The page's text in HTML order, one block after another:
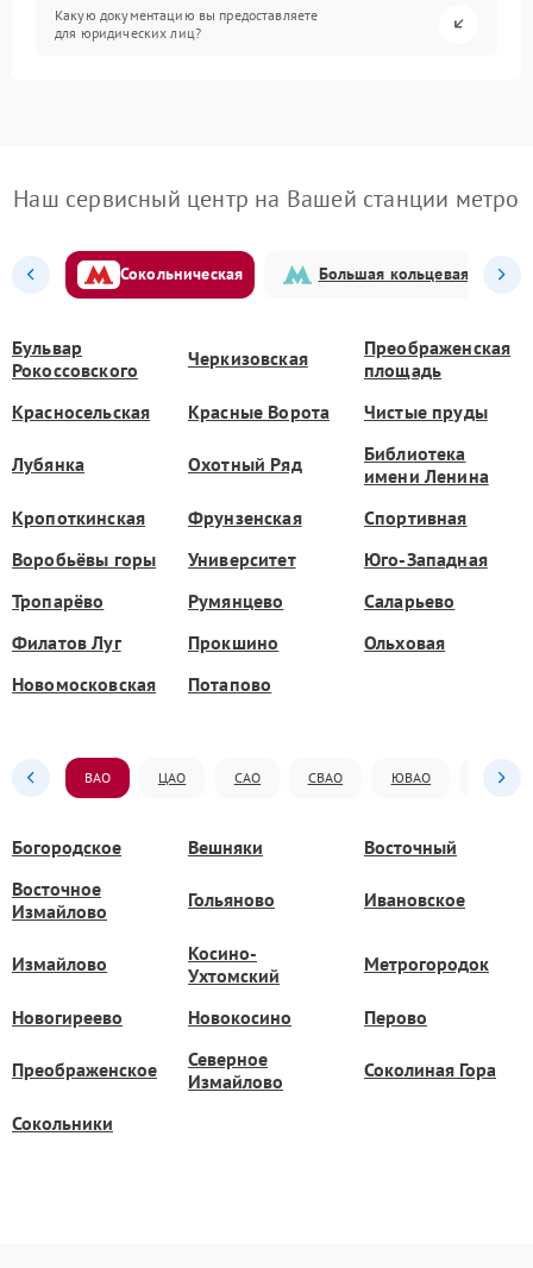
Какую документацию вы предоставляете
для юридических лиц?
Наш сервисный центр на Вашей станции метро
Сокольническая Большая кольцевая
Бульвар
Рокоссовского
Черкизовская
Преображенская
площадь
Красносельская
Красные Ворота Чистые пруды
Лубянка Охотный Ряд
Библиотека
имени Ленина
Кропоткинская
Фрунзенская
Спортивная
Воробьёвы горы
Университет
Юго-Западная
Тропарёво
Румянцево
Саларьево
Филатов Луг
Прокшино
Ольховая
Новомосковская
Потапово
ВАО ЦАО САО СВАО ЮВАО ЮАО
Богородское Вешняки
Восточный
Восточное
Измайлово
Гольяново Ивановское
Измайлово
Косино-
Ухтомский
Метрогородок
Новогиреево Новокосино Перово
Преображенское
Северное
Измайлово
Соколиная Гора
Сокольники